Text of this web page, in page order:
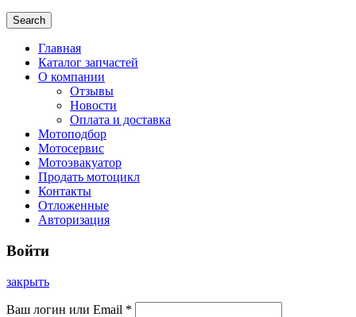
Search
Главная
Каталог запчастей
О компании
Отзывы
Новости
Оплата и доставка
Мотоподбор
Мотосервис
Мотоэвакуатор
Продать мотоцикл
Контакты
Отложенные
Авторизация
Войти
закрыть
Ваш логин или Email *